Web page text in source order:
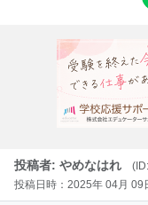
投稿者: やめなはれ
投稿日時：2025年 04月 09